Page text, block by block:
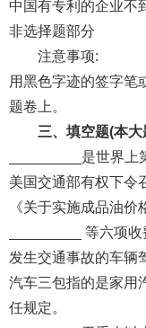
中国有专利的企业不
非选择题部分
注意事项:
用黑色字迹的签字笔
题卷上。
三、填空题(本
_________是世界上
美国交通部有权下令
《关于实施成品油
_________ 等六项收
发生交通事故的车辆
汽车三包指的是家用
任规定。